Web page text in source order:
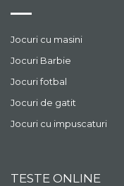
Jocuri cu masini
Jocuri Barbie
Jocuri fotbal
Jocuri de gatit
Jocuri cu impuscaturi
TESTE ONLINE